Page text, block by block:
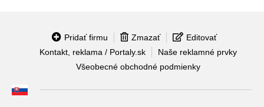
Pridať firmu Zmazať
Editovať
Kontakt, reklama / Portaly.sk
Naše reklamné prvky
Všeobecné obchodné podmienky